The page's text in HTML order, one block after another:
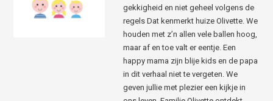
gekkigheid en niet geheel volgens de
regels Dat kenmerkt huize Olivette. We
houden met z’n allen vele ballen hoog,
maar af en toe valt er eentje. Een
happy mama zijn blije kids en de papa
in dit verhaal niet te vergeten. We
geven jullie met plezier een kijkje in